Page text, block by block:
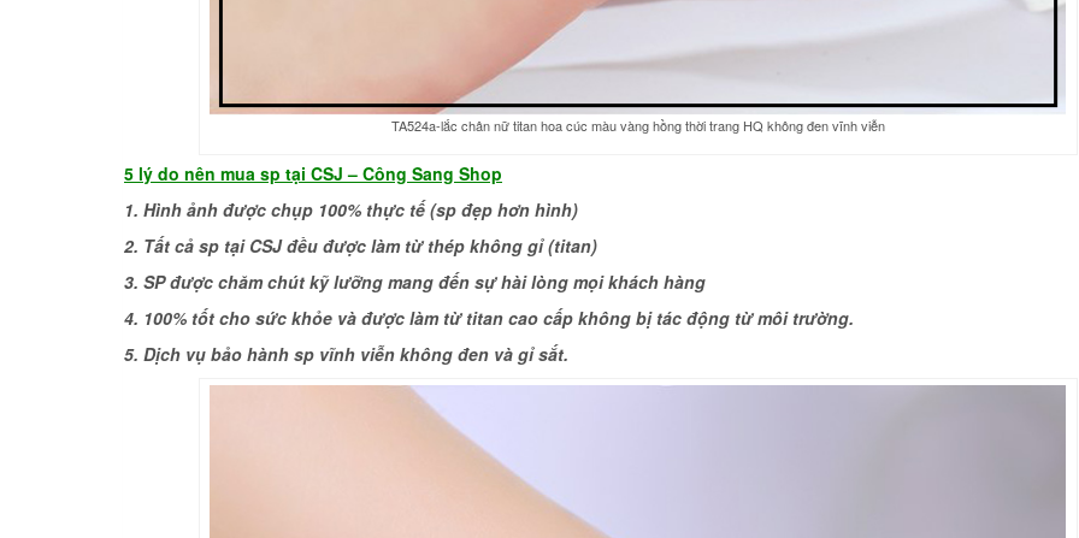
TA524a-lắc chân nữ titan hoa cúc màu vàng hồng thời trang HQ không đen vĩnh viễn
5 lý do nên mua sp tại CSJ – Công Sang Shop
1. Hình ảnh được chụp 100% thực tế (sp đẹp hơn hình)
2. Tất cả sp tại CSJ đều được làm từ thép không gỉ (titan)
3. SP được chăm chút kỹ lưỡng mang đến sự hài lòng mọi khách hàng
4. 100% tốt cho sức khỏe và được làm từ titan cao cấp không bị tác động từ môi trường.
5. Dịch vụ bảo hành sp vĩnh viễn không đen và gỉ sắt.